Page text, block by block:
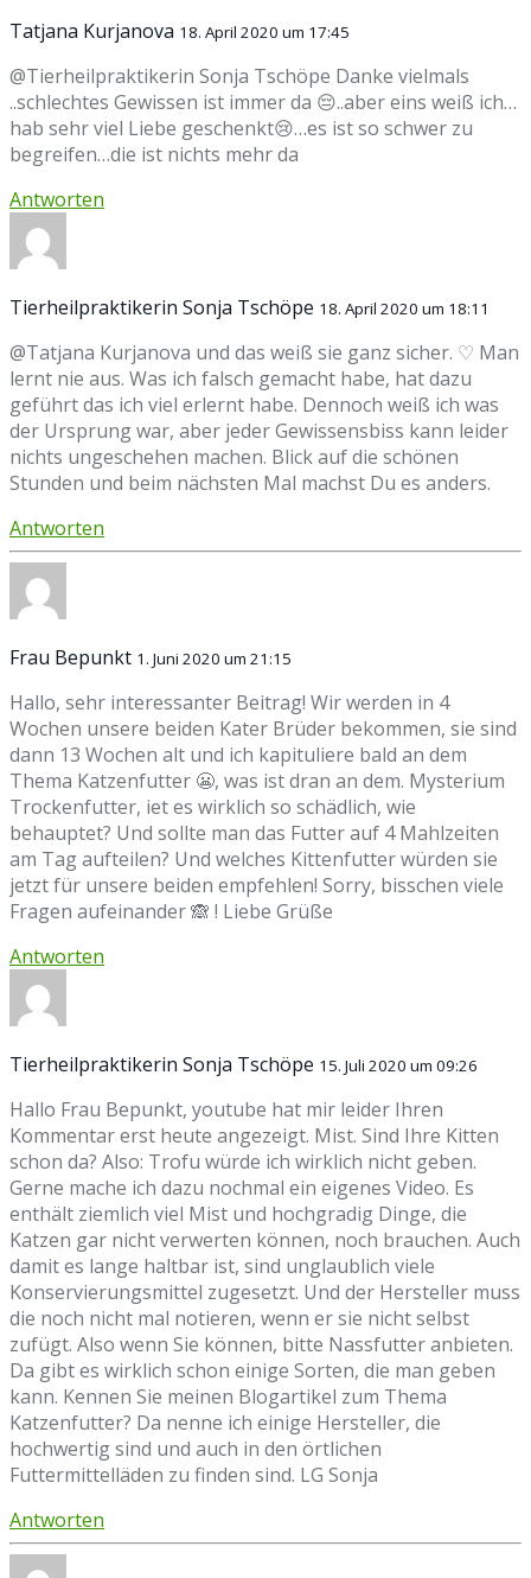
Tatjana Kurjanova 18. April 2020 um 17:45
@Tierheilpraktikerin Sonja Tschöpe Danke vielmals
..schlechtes Gewissen ist immer da 😔..aber eins weiß ich…
hab sehr viel Liebe geschenkt😢…es ist so schwer zu
begreifen…die ist nichts mehr da
Antworten
Tierheilpraktikerin Sonja Tschöpe 18. April 2020 um 18:11
@Tatjana Kurjanova und das weiß sie ganz sicher. ♡ Man
lernt nie aus. Was ich falsch gemacht habe, hat dazu
geführt das ich viel erlernt habe. Dennoch weiß ich was
der Ursprung war, aber jeder Gewissensbiss kann leider
nichts ungeschehen machen. Blick auf die schönen
Stunden und beim nächsten Mal machst Du es anders.
Antworten
Frau Bepunkt 1. Juni 2020 um 21:15
Hallo, sehr interessanter Beitrag! Wir werden in 4
Wochen unsere beiden Kater Brüder bekommen, sie sind
dann 13 Wochen alt und ich kapituliere bald an dem
Thema Katzenfutter 😬, was ist dran an dem. Mysterium
Trockenfutter, iet es wirklich so schädlich, wie
behauptet? Und sollte man das Futter auf 4 Mahlzeiten
am Tag aufteilen? Und welches Kittenfutter würden sie
jetzt für unsere beiden empfehlen! Sorry, bisschen viele
Fragen aufeinander 🙈 ! Liebe Grüße
Antworten
Tierheilpraktikerin Sonja Tschöpe 15. Juli 2020 um 09:26
Hallo Frau Bepunkt, youtube hat mir leider Ihren
Kommentar erst heute angezeigt. Mist. Sind Ihre Kitten
schon da? Also: Trofu würde ich wirklich nicht geben.
Gerne mache ich dazu nochmal ein eigenes Video. Es
enthält ziemlich viel Mist und hochgradig Dinge, die
Katzen gar nicht verwerten können, noch brauchen. Auch
damit es lange haltbar ist, sind unglaublich viele
Konservierungsmittel zugesetzt. Und der Hersteller muss
die noch nicht mal notieren, wenn er sie nicht selbst
zufügt. Also wenn Sie können, bitte Nassfutter anbieten.
Da gibt es wirklich schon einige Sorten, die man geben
kann. Kennen Sie meinen Blogartikel zum Thema
Katzenfutter? Da nenne ich einige Hersteller, die
hochwertig sind und auch in den örtlichen
Futtermittelläden zu finden sind. LG Sonja
Antworten